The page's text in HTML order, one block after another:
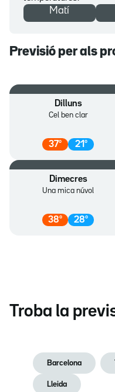
Matí
Previsió per als
Dilluns
Cel ben clar
37º 21 º
Dimecres
Una mica núvol
38º 28º
Troba la
Barcelona
Lleida